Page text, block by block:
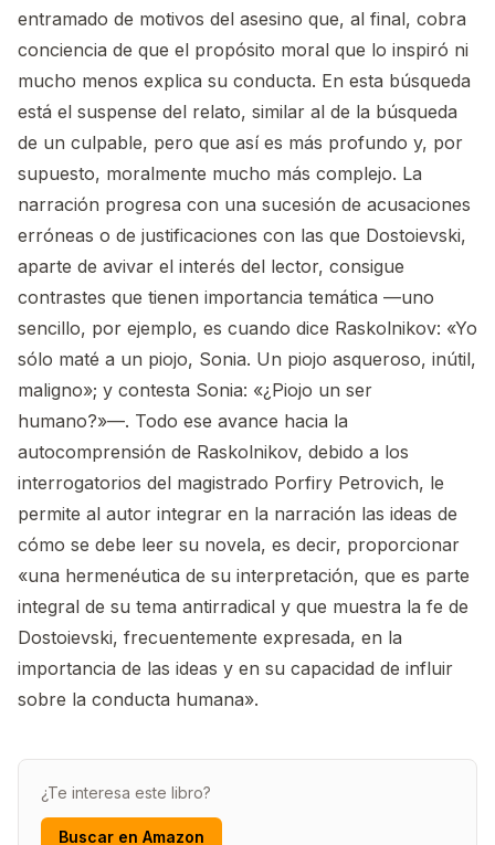
entramado de motivos del asesino que, al final, cobra
conciencia de que el propósito moral que lo inspiró ni
mucho menos explica su conducta. En esta búsqueda
está el suspense del relato, similar al de la búsqueda
de un culpable, pero que así es más profundo y, por
supuesto, moralmente mucho más complejo. La
narración progresa con una sucesión de acusaciones
erróneas o de justificaciones con las que Dostoievski,
aparte de avivar el interés del lector, consigue
contrastes que tienen importancia temática —uno
sencillo, por ejemplo, es cuando dice Raskolnikov: «Yo
sólo maté a un piojo, Sonia. Un piojo asqueroso, inútil,
maligno»; y contesta Sonia: «¿Piojo un ser
humano?»—. Todo ese avance hacia la
autocomprensión de Raskolnikov, debido a los
interrogatorios del magistrado Porfiry Petrovich, le
permite al autor integrar en la narración las ideas de
cómo se debe leer su novela, es decir, proporcionar
«una hermenéutica de su interpretación, que es parte
integral de su tema antirradical y que muestra la fe de
Dostoievski, frecuentemente expresada, en la
importancia de las ideas y en su capacidad de influir
sobre la conducta humana».
¿Te interesa este libro?
Buscar en Amazon